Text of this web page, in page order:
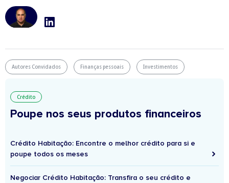
Autores Convidados Finanças pessoais Investimentos
Crédito
Poupe nos seus produtos financeiros
Crédito Habitação: Encontre o melhor crédito para si e
poupe todos os meses
Negociar Crédito Habitação: Transfira o seu crédito e